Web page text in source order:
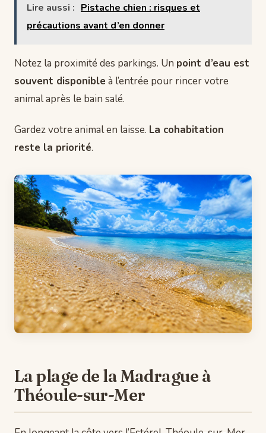
Lire aussi : Pistache chien : risques et
précautions avant d’en donner
Notez la proximité des parkings. Un point d’eau est
souvent disponible à l’entrée pour rincer votre
animal après le bain salé.
Gardez votre animal en laisse. La cohabitation
reste la priorité.
La plage de la Madrague à
Théoule-sur-Mer